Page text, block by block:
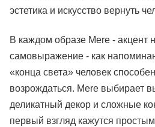
эстетика и искусство вернуть
В каждом образе Mere - акцент
самовыражение - как
«конца света» человек
возрождаться. Mere выбирает
деликатный декор и сложные
первый взгляд кажутся